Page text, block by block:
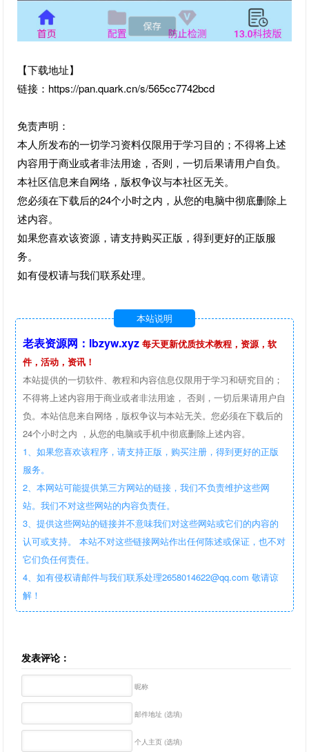
【下载地址】
链接：https://pan.quark.cn/s/565cc7742bcd
免责声明：
本人所发布的一切学习资料仅限用于学习目的；不得将上述
内容用于商业或者非法用途，否则，一切后果请用户自负。
本社区信息来自网络，版权争议与本社区无关。
您必须在下载后的24个小时之内，从您的电脑中彻底删除上
述内容。
如果您喜欢该资源，请支持购买正版，得到更好的正版服
务。
如有侵权请与我们联系处理。
本站说明
老表资源网：lbzyw.xyz 每天更新优质技术教程，资源，软
件，活动，资讯！
本站提供的一切软件、教程和内容信息仅限用于学习和研究目的；
不得将上述内容用于商业或者非法用途， 否则，一切后果请用户自
负。本站信息来自网络，版权争议与本站无关。您必须在下载后的
24个小时之内 ，从您的电脑或手机中彻底删除上述内容。
1、如果您喜欢该程序，请支持正版，购买注册，得到更好的正版
服务。
2、本网站可能提供第三方网站的链接，我们不负责维护这些网
站。我们不对这些网站的内容负责任。
3、提供这些网站的链接并不意味我们对这些网站或它们的内容的
认可或支持。 本站不对这些链接网站作出任何陈述或保证，也不对
它们负任何责任。
4、如有侵权请邮件与我们联系处理2658014622@qq.com 敬请谅
解！
发表评论：
昵称
邮件地址 (选填)
个人主页 (选填)